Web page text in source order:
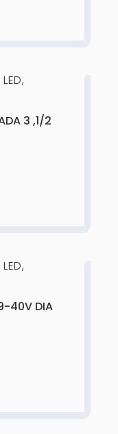
,
,
9-40V DIA